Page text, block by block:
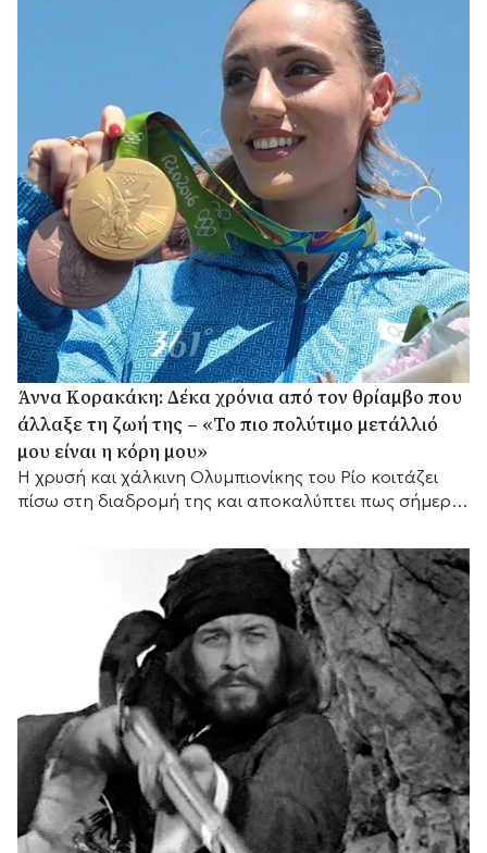
Άννα Κορακάκη: Δέκα χρόνια από τον θρίαμβο που
άλλαξε τη ζωή της – «Το πιο πολύτιμο μετάλλιό
μου είναι η κόρη μου»
Η χρυσή και χάλκινη Ολυμπιονίκης του Ρίο κοιτάζει
πίσω στη διαδρομή της και αποκαλύπτει πως σήμερα